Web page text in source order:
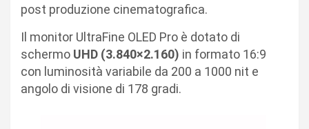
post produzione cinematografica.
Il monitor UltraFine OLED Pro è dotato di
schermo UHD (3.840×2.160) in formato 16:9
con luminosità variabile da 200 a 1000 nit e
angolo di visione di 178 gradi.